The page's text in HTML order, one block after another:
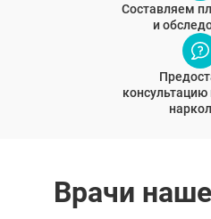
Составляем
и
Врачи